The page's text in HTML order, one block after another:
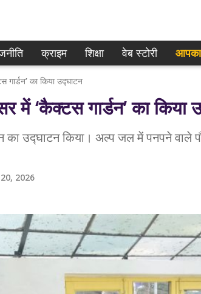
क्राइम शिक्षा वेब स्टोरी
का किया उद्घाटन
में ‘कैक्टस गार्डन’ का किया
का उद्घाटन किया। अल्प जल में पनपने वाले
2026